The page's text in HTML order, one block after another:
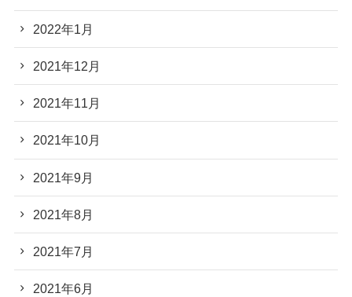
2022年1月
2021年12月
2021年11月
2021年10月
2021年9月
2021年8月
2021年7月
2021年6月